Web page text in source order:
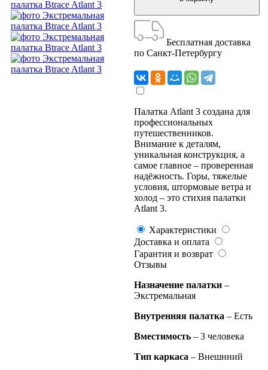
Бесплатная доставка
по Санкт-Петербургу
Палатка Atlant 3 создана для
профессиональных
путешественников.
Внимание к деталям,
уникальная конструкция, а
самое главное – проверенная
надёжность. Горы, тяжелые
условия, штормовые ветра и
холод – это стихия палатки
Atlant 3.
Характеристики
Доставка и оплата
Гарантия и возврат
Отзывы
Назначение палатки –
Экстремальная
Внутренняя палатка – Есть
Вместимость – 3 человека
Тип каркаса – Внешнний